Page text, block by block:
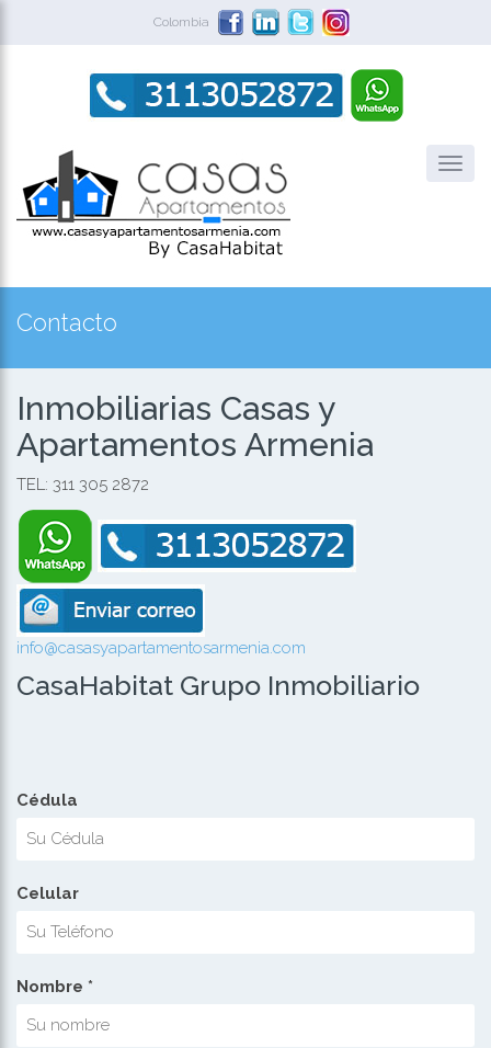
Colombia
Contacto
Inmobiliarias Casas y
Apartamentos Armenia
TEL: 311 305 2872
info@casasyapartamentosarmenia.com
CasaHabitat Grupo Inmobiliario
Cédula
Celular
Nombre *